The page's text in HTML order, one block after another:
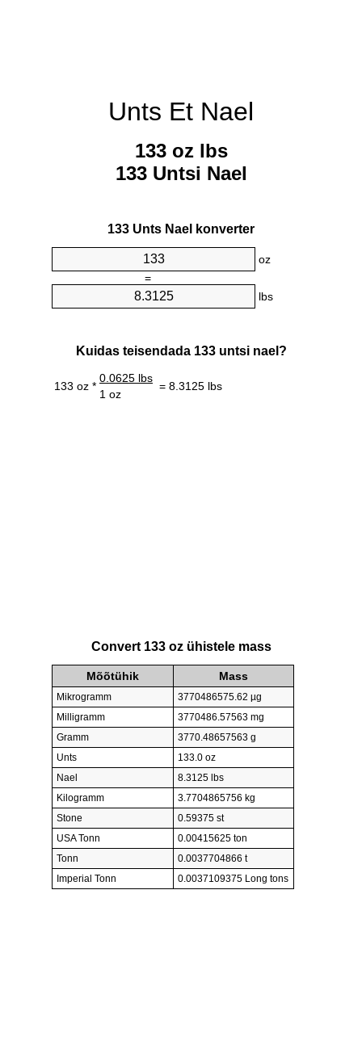
Unts Et Nael
133 oz lbs
133 Untsi Nael
133 Unts Nael konverter
oz
=
lbs
Kuidas teisendada 133 untsi nael?
133 oz *
0.0625 lbs
= 8.3125 lbs
1 oz
Convert 133 oz ühistele mass
Mõõtühik Mass
Mikrogramm
3770486575.62 µg
Milligramm
3770486.57563 mg
Gramm
3770.48657563 g
Unts
133.0 oz
Nael
8.3125 lbs
Kilogramm
3.7704865756 kg
Stone
0.59375 st
USA Tonn
0.00415625 ton
Tonn
0.0037704866 t
Imperial Tonn
0.0037109375 Long tons